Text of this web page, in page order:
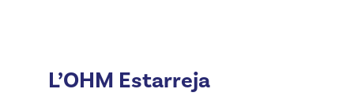
L’OHM Estarreja